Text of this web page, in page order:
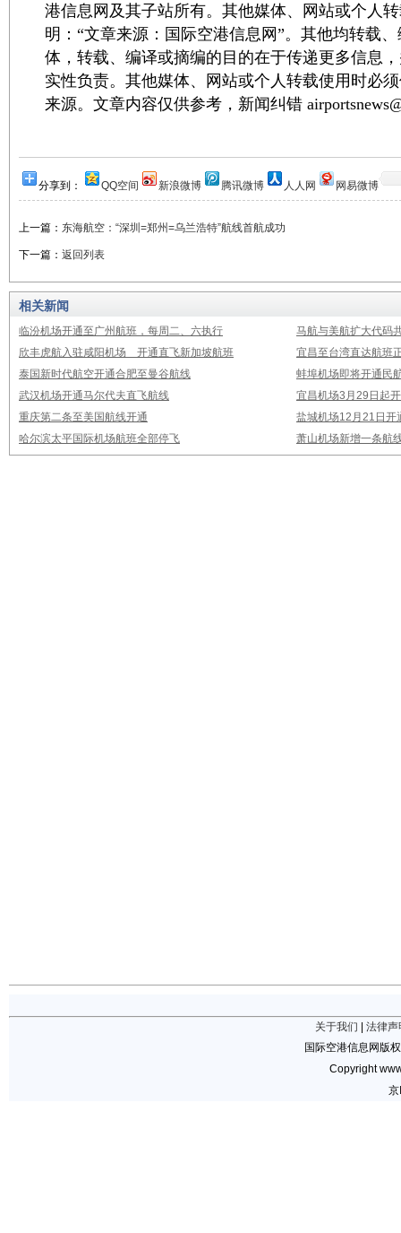
港信息网及其子站所有。其他媒体、网站或个人
明：“文章来源：国际空港信息网”。其他均转载
体，转载、编译或摘编的目的在于传递更多信息
实性负责。其他媒体、网站或个人转载使用时必
来源。文章内容仅供参考，新闻纠错
分享到： QQ空间 新浪微博 腾讯微博 人人网 网易微博
上一篇： 东海航空：“深圳=郑州=乌兰浩特”航线首航成功
下一篇： 返回列表
相关新闻
临汾机场开通至广州航班，每周二、六执行
马航与美航扩大代码
欣丰虎航入驻咸阳机场 开通直飞新加坡航班
宜昌至台湾直达航班
泰国新时代航空开通合肥至曼谷航线
蚌埠机场即将开通民
武汉机场开通马尔代夫直飞航线
宜昌机场3月29日起
重庆第二条至美国航线开通
盐城机场12月21日开
哈尔滨太平国际机场航班全部停飞
萧山机场新增一条航
关于我们
法律声
国际空港信息网版
Copyright